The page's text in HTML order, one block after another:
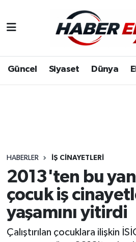
Güncel Siyaset Dünya
HABERLER İŞ CINAYETLERI
2013'ten bu
çocuk iş
yaşamını yitirdi
Çalıştırılan çocuklara ilişkin